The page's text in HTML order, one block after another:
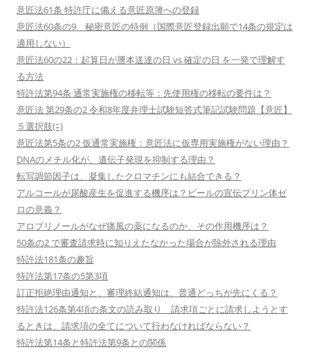
意匠法61条 特許庁に備える意匠原簿への登録
意匠法60条の9 秘密意匠の特例（国際意匠登録出願で14条の規定は
適用しない）
意匠法60の22：起算日が謄本送達の日 vs 確定の日 を一発で理解す
る方法
特許法第94条 通常実施権の移転等：先使用権の移転の要件は？
意匠法 第29条の2 令和8年度弁理士試験短答式筆記試験問題【意匠】
５選択肢(ﾆ)
意匠法第5条の2 仮通常実施権：意匠法に仮専用実施権がない理由？
DNAのメチル化が、遺伝子発現を抑制する理由？
転写調節因子は、凝集したクロマチンにも結合できる？
アルコールが尿酸産生を促進する機序は？ビールの宣伝プリン体ゼ
ロの意義？
アロプリノールがなぜ痛風の薬になるのか、その作用機序は？
50条の2 で審査請求時に知りえたなかった場合が除外される理由
特許法181条の趣旨
特許法第17条の5第3項
訂正拒絶理由通知と、審理終結通知は、普通どっちが先にくる？
特許法126条第4項の条文の読み取り 請求項ごとに請求しようとす
るときは、請求項の全てについて行わなければならない？
特許法第14条と特許法第9条との関係